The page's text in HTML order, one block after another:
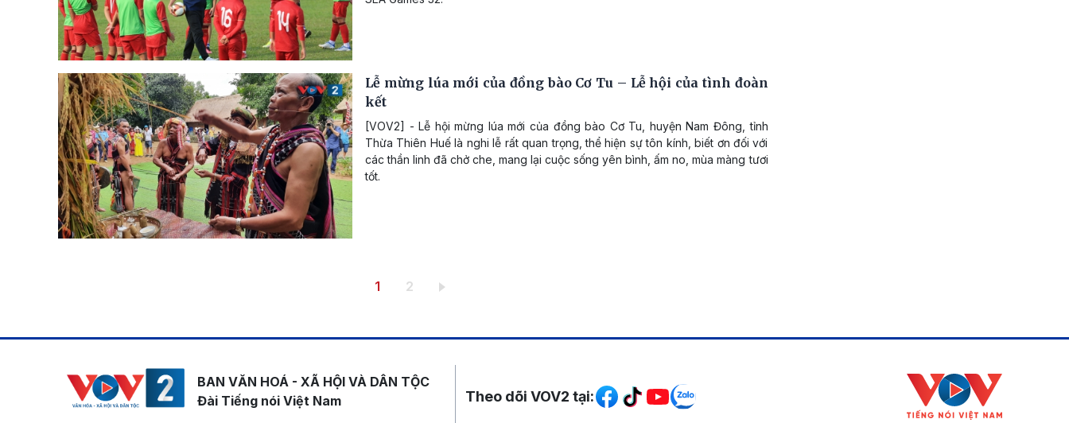
Lễ mừng lúa mới của đồng bào Cơ Tu – Lễ hội của tình đoàn
kết
[VOV2] - Lễ hội mừng lúa mới của đồng bào Cơ Tu, huyện Nam Đông, tỉnh
Thừa Thiên Huế là nghi lễ rất quan trọng, thể hiện sự tôn kính, biết ơn đối với
các thần linh đã chở che, mang lại cuộc sống yên bình, ấm no, mùa màng tươi
tốt.
Trang hiện thời
1 Trang
2
BAN VĂN HOÁ - XÃ HỘI VÀ DÂN TỘC
Đài Tiếng nói Việt Nam
Mạng xã hội
Theo dõi VOV2 tại: